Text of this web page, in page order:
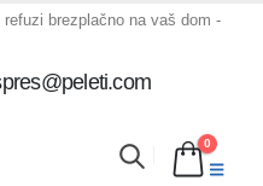
brezplačno na vaš dom -
0